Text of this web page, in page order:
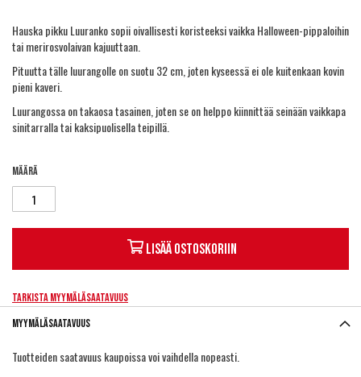
Hauska pikku Luuranko sopii oivallisesti koristeeksi vaikka Halloween-pippaloihin
tai merirosvolaivan kajuuttaan.
Pituutta tälle luurangolle on suotu 32 cm, joten kyseessä ei ole kuitenkaan kovin
pieni kaveri.
Luurangossa on takaosa tasainen, joten se on helppo kiinnittää seinään vaikkapa
sinitarralla tai kaksipuolisella teipillä.
Määrä
Lisää ostoskoriin
Tarkista myymäläsaatavuus
Myymäläsaatavuus
Tuotteiden saatavuus kaupoissa voi vaihdella nopeasti.